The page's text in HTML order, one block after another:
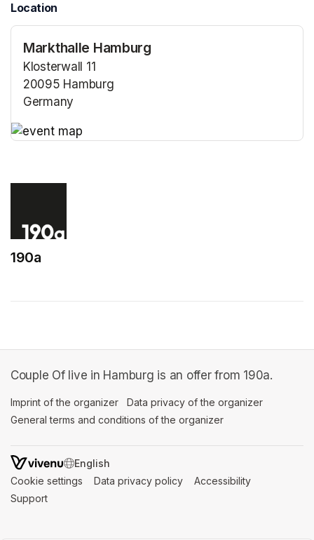
Location
Markthalle Hamburg
Klosterwall 11
20095 Hamburg
Germany
190a
Couple Of live in Hamburg is an offer from 190a.
Imprint of the organizer (opens in a new tab)
Data privacy of the organizer
General terms and conditions of the organizer
SWITCH LANGUAGE
Cookie settings (opens in a new tab)
Data privacy policy (opens in a new tab)
Accessibility
Support